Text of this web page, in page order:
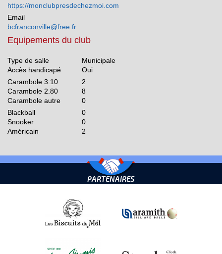
https://monclubpresdechezmoi.com
Email
bcfranconville@free.fr
Equipements du club
Type de salle
Municipale
Accès handicapé
Oui
Carambole 3.10
2
Carambole 2.80
8
Carambole autre
0
Blackball
0
Snooker
0
Américain
2
PARTENAIRES